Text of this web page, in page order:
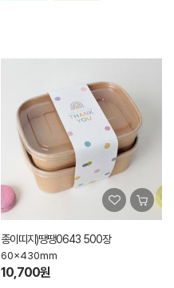
종이띠지)땡땡0643 500장
60x430mm
10,700원